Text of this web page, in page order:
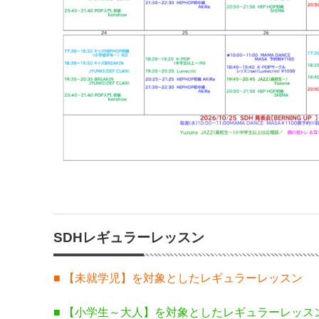
SDHレギュラーレッスン
■ 【未就学児】を対象としたレギュラーレッスン
■ 【小学生～大人】を対象としたレギュラーレッス